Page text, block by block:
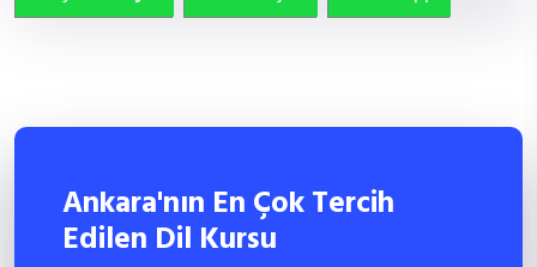
Ankara'nın En Çok Tercih
Edilen Dil Kursu